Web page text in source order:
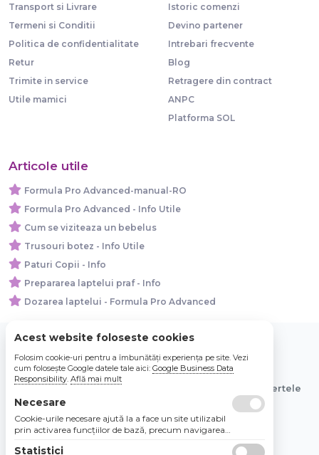
Transport si Livrare
Termeni si Conditii
Politica de confidentialitate
Retur
Trimite in service
Utile mamici
Istoric comenzi
Devino partener
Intrebari frecvente
Blog
Retragere din contract
ANPC
Platforma SOL
Articole utile
Formula Pro Advanced-manual-RO
Formula Pro Advanced - Info Utile
Cum se viziteaza un bebelus
Trusouri botez - Info Utile
Paturi Copii - Info
Prepararea laptelui praf - Info
Dozarea laptelui - Formula Pro Advanced
© 2026 Bebe Nou Online Store SRL
Toate preturile sunt exprimate in lei si includ tva. Ofertele
sunt valabile in limita stocului disponibil.
Acest website foloseste cookies
Folosim cookie-uri pentru a îmbunătăți experiența pe site. Vezi
cum folosește Google datele tale aici: Google Business Data
Responsibility. Află mai mult
Necesare
Cookie-urile necesare ajută la a face un site utilizabil
prin activarea funcţiilor de bază, precum navigarea
Site-ul nu poate funcţiona corespunzător fără aceste
Statistici